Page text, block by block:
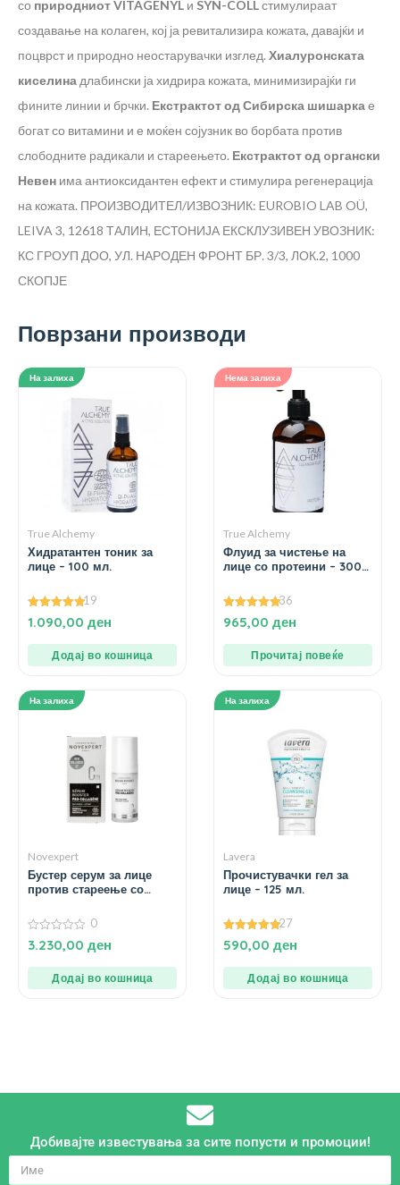
со природниотVITAGENYL и SYN-COLLстимулираат
создавање на колаген, кој ја ревитализира кожата, давајќи и
поцврст и природно неостарувачки изглед. Хиалуронската
киселина длабински ја хидрира кожата, минимизирајќи ги
фините линии и брчки. Екстрактот одСибирска шишаркае
богат со витамини и е моќен сојузник во борбата против
слободните радикали и стареењето. Екстрактот од oргански
Невен има антиоксидантен ефект и стимулира регенерација
на кожата. ПРОИЗВОДИТЕЛ/ИЗВОЗНИК: EUROBIO LAB OÜ,
LEIVA 3, 12618 ТАЛИН, ЕСТОНИЈА ЕКСКЛУЗИВЕН УВОЗНИК:
КС ГРОУП ДОО, УЛ. НАРОДЕН ФРОНТ БР. 3/3, ЛОК.2, 1000
СКОПЈЕ
Поврзани производи
На залиха
True Alchemy
Хидратантен тоник за
лице – 100 мл.
4.93
од 5
19
1.090,00 ден
Додај во кошница
Нема залиха
True Alchemy
Флуид за чистење на
лице со протеини – 300
5.00
од 5
36
965,00 ден
Прочитај повеќе
На залиха
Novexpert
Бустер серум за лице
против стареење со
0
од
0
3.230,00 ден
Додај во кошница
На залиха
Lavera
Прочистувачки гел за
лице – 125 мл.
5.00
од 5
27
590,00 ден
Додај во кошница
Добивајте известувања за сите попусти и промоции!